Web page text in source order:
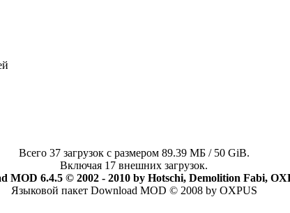
Всего 37 загрузок с размером 89.39 МБ / 50 GiB.
Включая 17 внешних загрузок.
MOD 6.4.5 © 2002 - 2010 by Hotschi, Demolition Fabi,
Языковой пакет Download MOD © 2008 by OXPUS